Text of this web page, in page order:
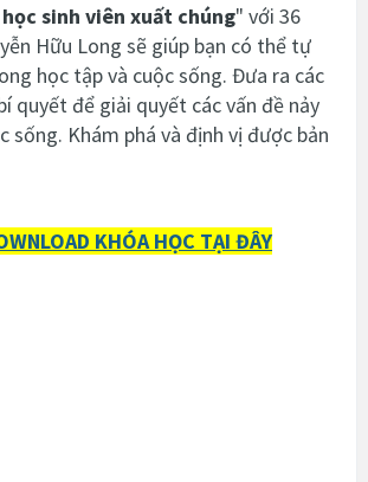
sinh viên xuất chúng" với 36
Hữu Long sẽ giúp bạn có thể tự
học tập và cuộc sống. Đưa ra các
quyết để giải quyết các vấn đề nảy
sống. Khám phá và định vị được bản
KHÓA HỌC TẠI ĐÂY